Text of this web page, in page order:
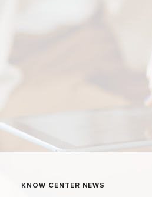
KNOW CENTER NEWS